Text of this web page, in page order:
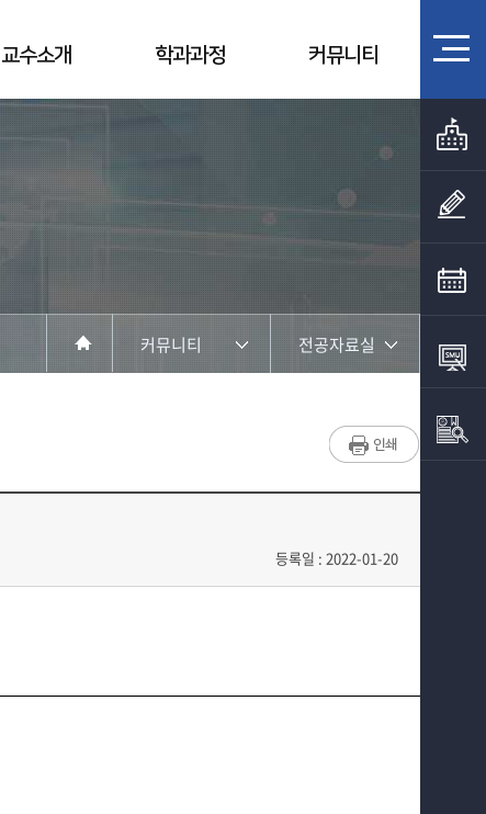
교수소개 학과과정 커뮤니티
커뮤니티
학과과정
전공자료실
채용정보
학과일정
포토갤러리
등록일 : 2022-01-20